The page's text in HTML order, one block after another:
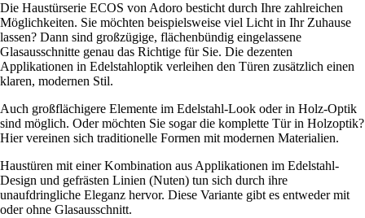
Die Haustürserie ECOS von Adoro besticht durch Ihre zahlreichen
Möglichkeiten. Sie möchten beispielsweise viel Licht in Ihr Zuhause
lassen? Dann sind großzügige, flächenbündig eingelassene
Glasausschnitte genau das Richtige für Sie. Die dezenten
Applikationen in Edelstahloptik verleihen den Türen zusätzlich einen
klaren, modernen Stil.
Auch großflächigere Elemente im Edelstahl-Look oder in Holz-Optik
sind möglich. Oder möchten Sie sogar die komplette Tür in Holzoptik?
Hier vereinen sich traditionelle Formen mit modernen Materialien.
Haustüren mit einer Kombination aus Applikationen im Edelstahl-
Design und gefrästen Linien (Nuten) tun sich durch ihre
unaufdringliche Eleganz hervor. Diese Variante gibt es entweder mit
oder ohne Glasausschnitt.